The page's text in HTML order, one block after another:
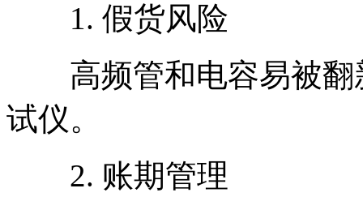
1. 假货风险
高频管和电容易被翻
试仪。
2. 账期管理